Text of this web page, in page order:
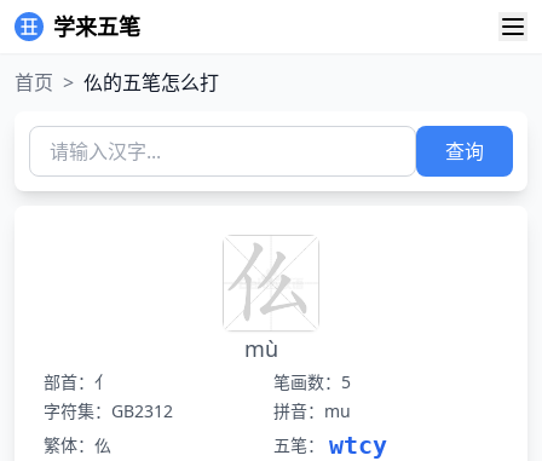
学来五笔
首页 > 仫的五笔怎么打
查询
mù
部首：亻
笔画数：5
字符集：GB2312
拼音：mu
繁体：仫
五笔： wtcy